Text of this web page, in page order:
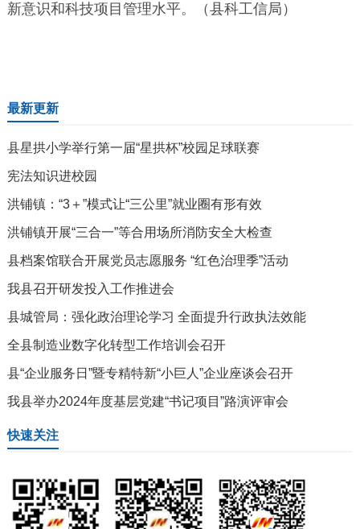
新意识和科技项目管理水平。（县科工信局）
最新更新
县星拱小学举行第一届“星拱杯”校园足球联赛
宪法知识进校园
洪铺镇：“3＋”模式让“三公里”就业圈有形有效
洪铺镇开展“三合一”等合用场所消防安全大检查
县档案馆联合开展党员志愿服务 “红色治理季”活动
我县召开研发投入工作推进会
县城管局：强化政治理论学习 全面提升行政执法效能
全县制造业数字化转型工作培训会召开
县“企业服务日”暨专精特新“小巨人”企业座谈会召开
我县举办2024年度基层党建“书记项目”路演评审会
快速关注